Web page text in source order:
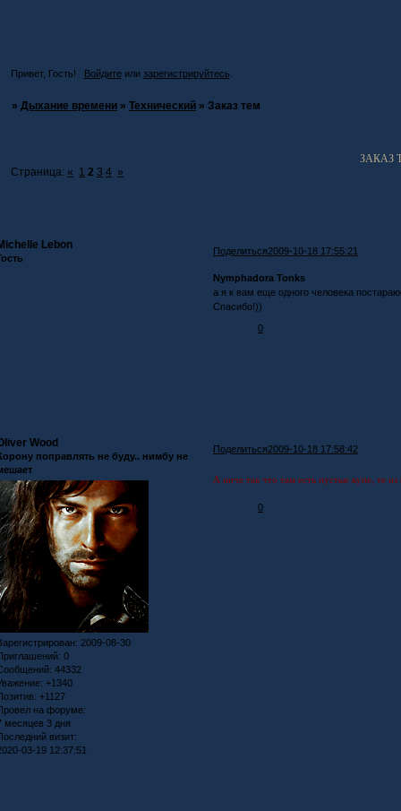
Привет, Гость! Войдитеили зарегистрируйтесь
»Дыхание времени »Технический »Заказ тем
ЗАКАЗ
Страница:« 1 2 3 4 »
Поделиться2009-10-18 17:55:21
Lebon
Nymphadora Tonks
а я к вам еще одного человека
Спасибо!))
0
Поделиться2009-10-18 17:58:42
Wood
поправлять не буду.. нимбу не
: 2009-08-30
0
44332
+1340
+1127
на форуме:
месяцев 3 дня
визит:
03-19 12:37:51
А ниче так что там есть пустые купе, те
0